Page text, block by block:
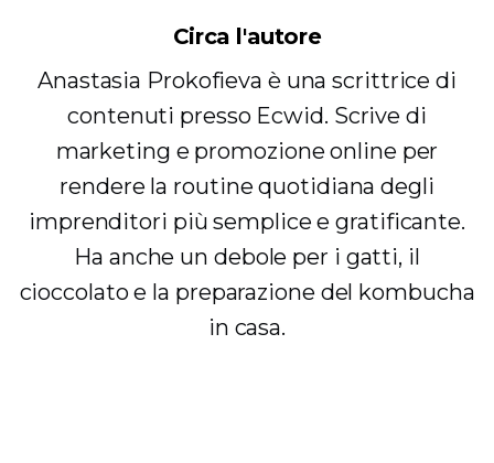
Circa l'autore
Anastasia Prokofieva è una scrittrice di
contenuti presso Ecwid. Scrive di
marketing e promozione online per
rendere la routine quotidiana degli
imprenditori più semplice e gratificante.
Ha anche un debole per i gatti, il
cioccolato e la preparazione del kombucha
in casa.